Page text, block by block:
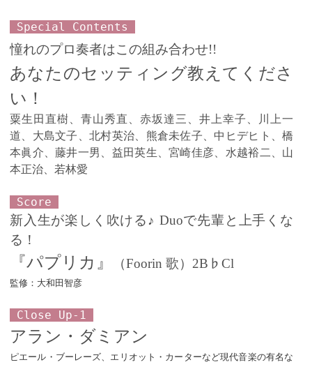
Special Contents
憧れのプロ奏者はこの組み合わせ!!
あなたのセッティング教えてくださ
い！
粟生田直樹、青山秀直、赤坂達三、井上幸子、川上一
道、大島文子、北村英治、熊倉未佐子、中ヒデヒト、橋
本眞介、藤井一男、益田英生、宮崎佳彦、水越裕二、山
本正治、若林愛
Score
新入生が楽しく吹ける♪ Duoで先輩と上手くな
る！
『パプリカ』 （Foorin 歌）2B♭Cl
監修：大和田智彦
Close Up-1
アラン・ダミアン
ピエール・ブーレーズ、エリオット・カーターなど現代音楽の有名な